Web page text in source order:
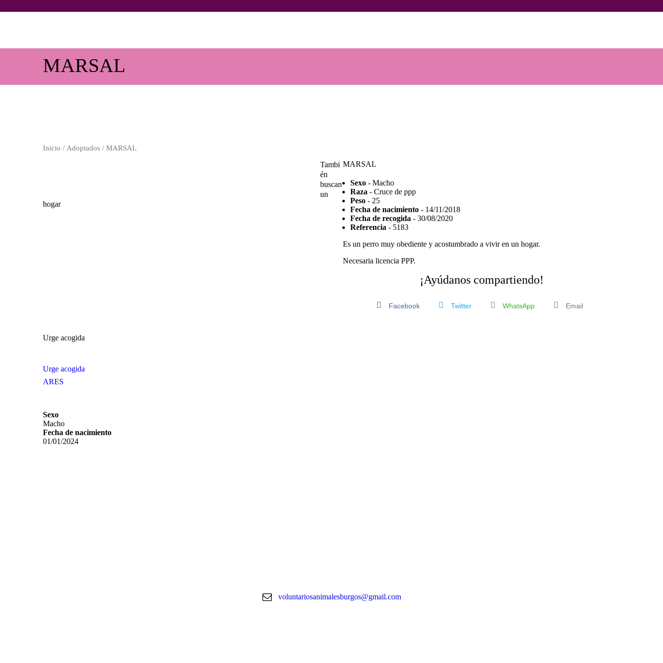
MARSAL
Asociación sin ánimo de lucro
INICIO
Inicio / Adoptados / MARSAL
MARSAL
Sexo- Macho
Raza - Cruce de ppp
Peso- 25
Fecha de nacimiento- 14/11/2018
Fecha de recogida - 30/08/2020
Referencia - 5183
Es un perro muy obediente y acostumbrado a vivir en un hogar.
Necesaria licencia PPP.
¡Ayúdanos compartiendo!
Facebook Twitter WhatsApp Email
Tambi
én
buscan
un
hogar
Urge acogida
Urge acogida
ARES
Sexo
Macho
Fecha de nacimiento
01/01/2024
voluntariosanimalesburgos@gmail.com